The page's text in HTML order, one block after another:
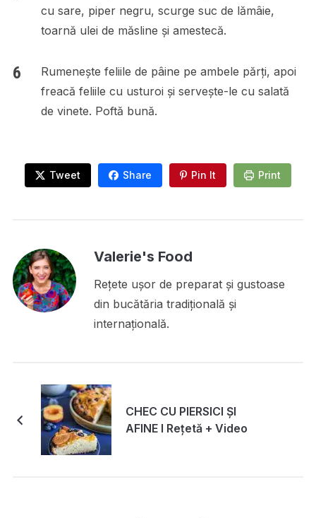
cu sare, piper negru, scurge suc de lămâie,
toarnă ulei de măsline și amestecă.
Rumenește feliile de pâine pe ambele părți, apoi
freacă feliile cu usturoi și servește-le cu salată
de vinete. Poftă bună.
Tweet Share Pin It Print
Valerie's Food
Rețete ușor de preparat și gustoase
din bucătăria tradițională și
internațională.
CHEC CU PIERSICI ȘI
AFINE I Rețetă + Video